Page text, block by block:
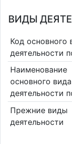
ВИДЫ
Код основного
деятельности
Наименование
основного вида
деятельности
Прежние виды
деятельности